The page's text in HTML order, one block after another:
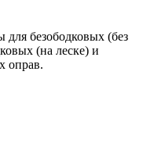
для безободковых (без
(на леске) и
оправ.